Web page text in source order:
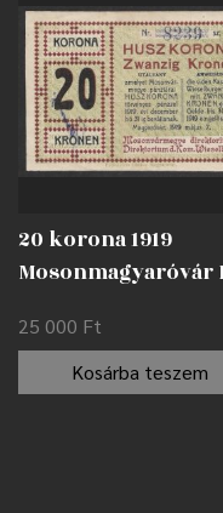
20 korona 1919
Mosonmagyaróvár
25 000 Ft
Kosárba teszem